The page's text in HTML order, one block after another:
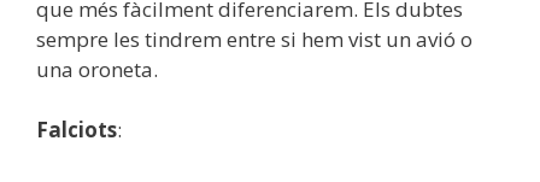
que més fàcilment diferenciarem. Els dubtes
sempre les tindrem entre si hem vist un avió o
una oroneta.
Falciots: